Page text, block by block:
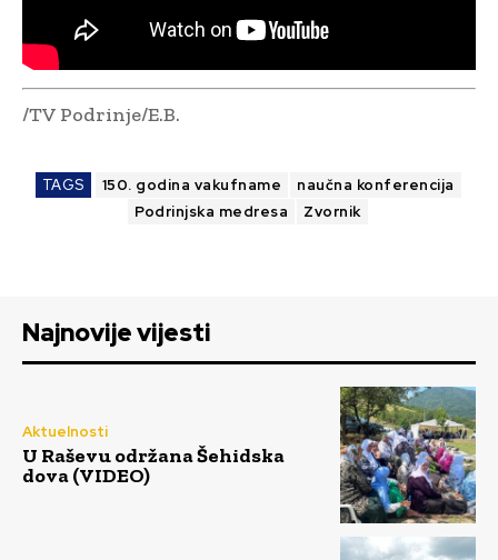
/TV Podrinje/E.B.
TAGS 150. godina vakufname
naučna konferencija
Podrinjska medresa
Zvornik
Najnovije vijesti
Aktuelnosti
U Raševu održana Šehidska
dova (VIDEO)